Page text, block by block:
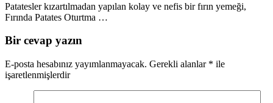
Patatesler kızartılmadan yapılan kolay ve nefis bir fırın yemeği,
Fırında Patates Oturtma …
Bir cevap yazın
E-posta hesabınız yayımlanmayacak. Gerekli alanlar * ile
işaretlenmişlerdir